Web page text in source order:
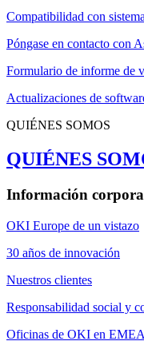
Compatibilidad con
Póngase en contacto con
Formulario de informe de
Actualizaciones de
QUIÉNES SOMOS
QUIÉNES
Información
OKI Europe de un vistazo
30 años de innovación
Nuestros clientes
Responsabilidad social y
Oficinas de OKI en EMEA